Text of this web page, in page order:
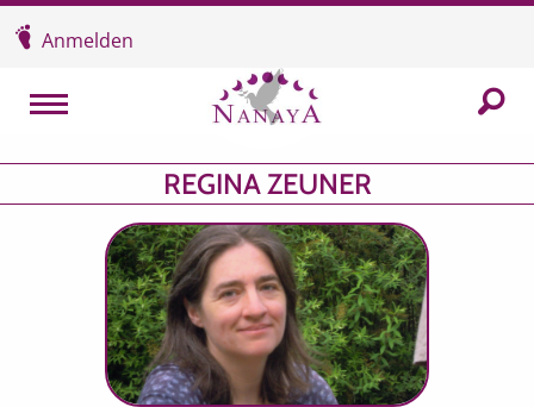
Überspringen und zum Inhalt
Anmelden
MENU In
REGINA ZEUNER